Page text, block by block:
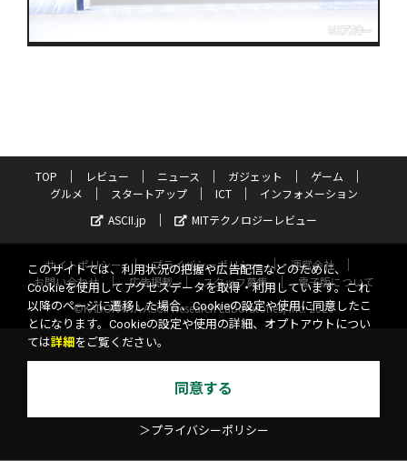
TOP レビュー ニュース ガジェット
ゲーム
グルメ
スタートアップ ICT
インフォメーション
ASCII.jp
MITテクノロジーレビュー
サイトポリシー プライバシーポリシー
運営会社
お問い合わせ
広告掲載 スタッフ募集
電子版について
©KADOKAWA ASCII Research Laboratories, Inc. 2026
このサイトでは、利用状況の把握や広告配信などのために、
Cookieを使用してアクセスデータを取得・利用しています。これ
以降のページに遷移した場合、Cookieの設定や使用に同意したこ
とになります。Cookieの設定や使用の詳細、オプトアウトについ
ては詳細 をご覧ください。
同意する
＞プライバシーポリシー